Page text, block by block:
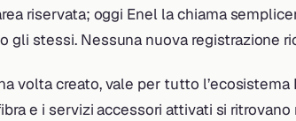
riservata; oggi Enel la chiama
gli stessi. Nessuna nuova registrazione
volta creato, vale per tutto
e i servizi accessori attivati si